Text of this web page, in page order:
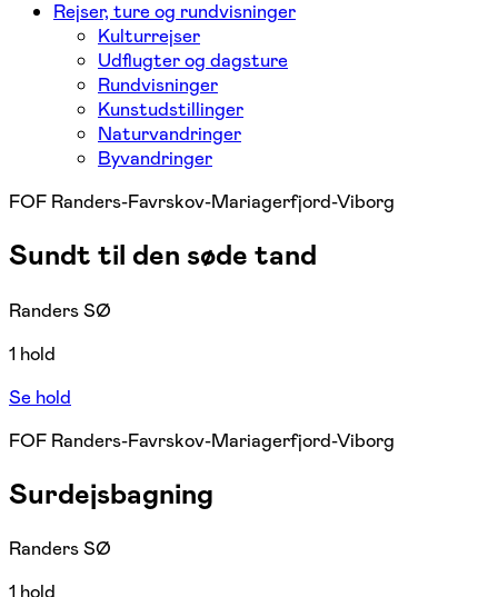
Rejser, ture og rundvisninger
Kulturrejser
Udflugter og dagsture
Rundvisninger
Kunstudstillinger
Naturvandringer
Byvandringer
FOF Randers-Favrskov-Mariagerfjord-Viborg
Sundt til den søde tand
Randers SØ
1 hold
Se hold
FOF Randers-Favrskov-Mariagerfjord-Viborg
Surdejsbagning
Randers SØ
1 hold